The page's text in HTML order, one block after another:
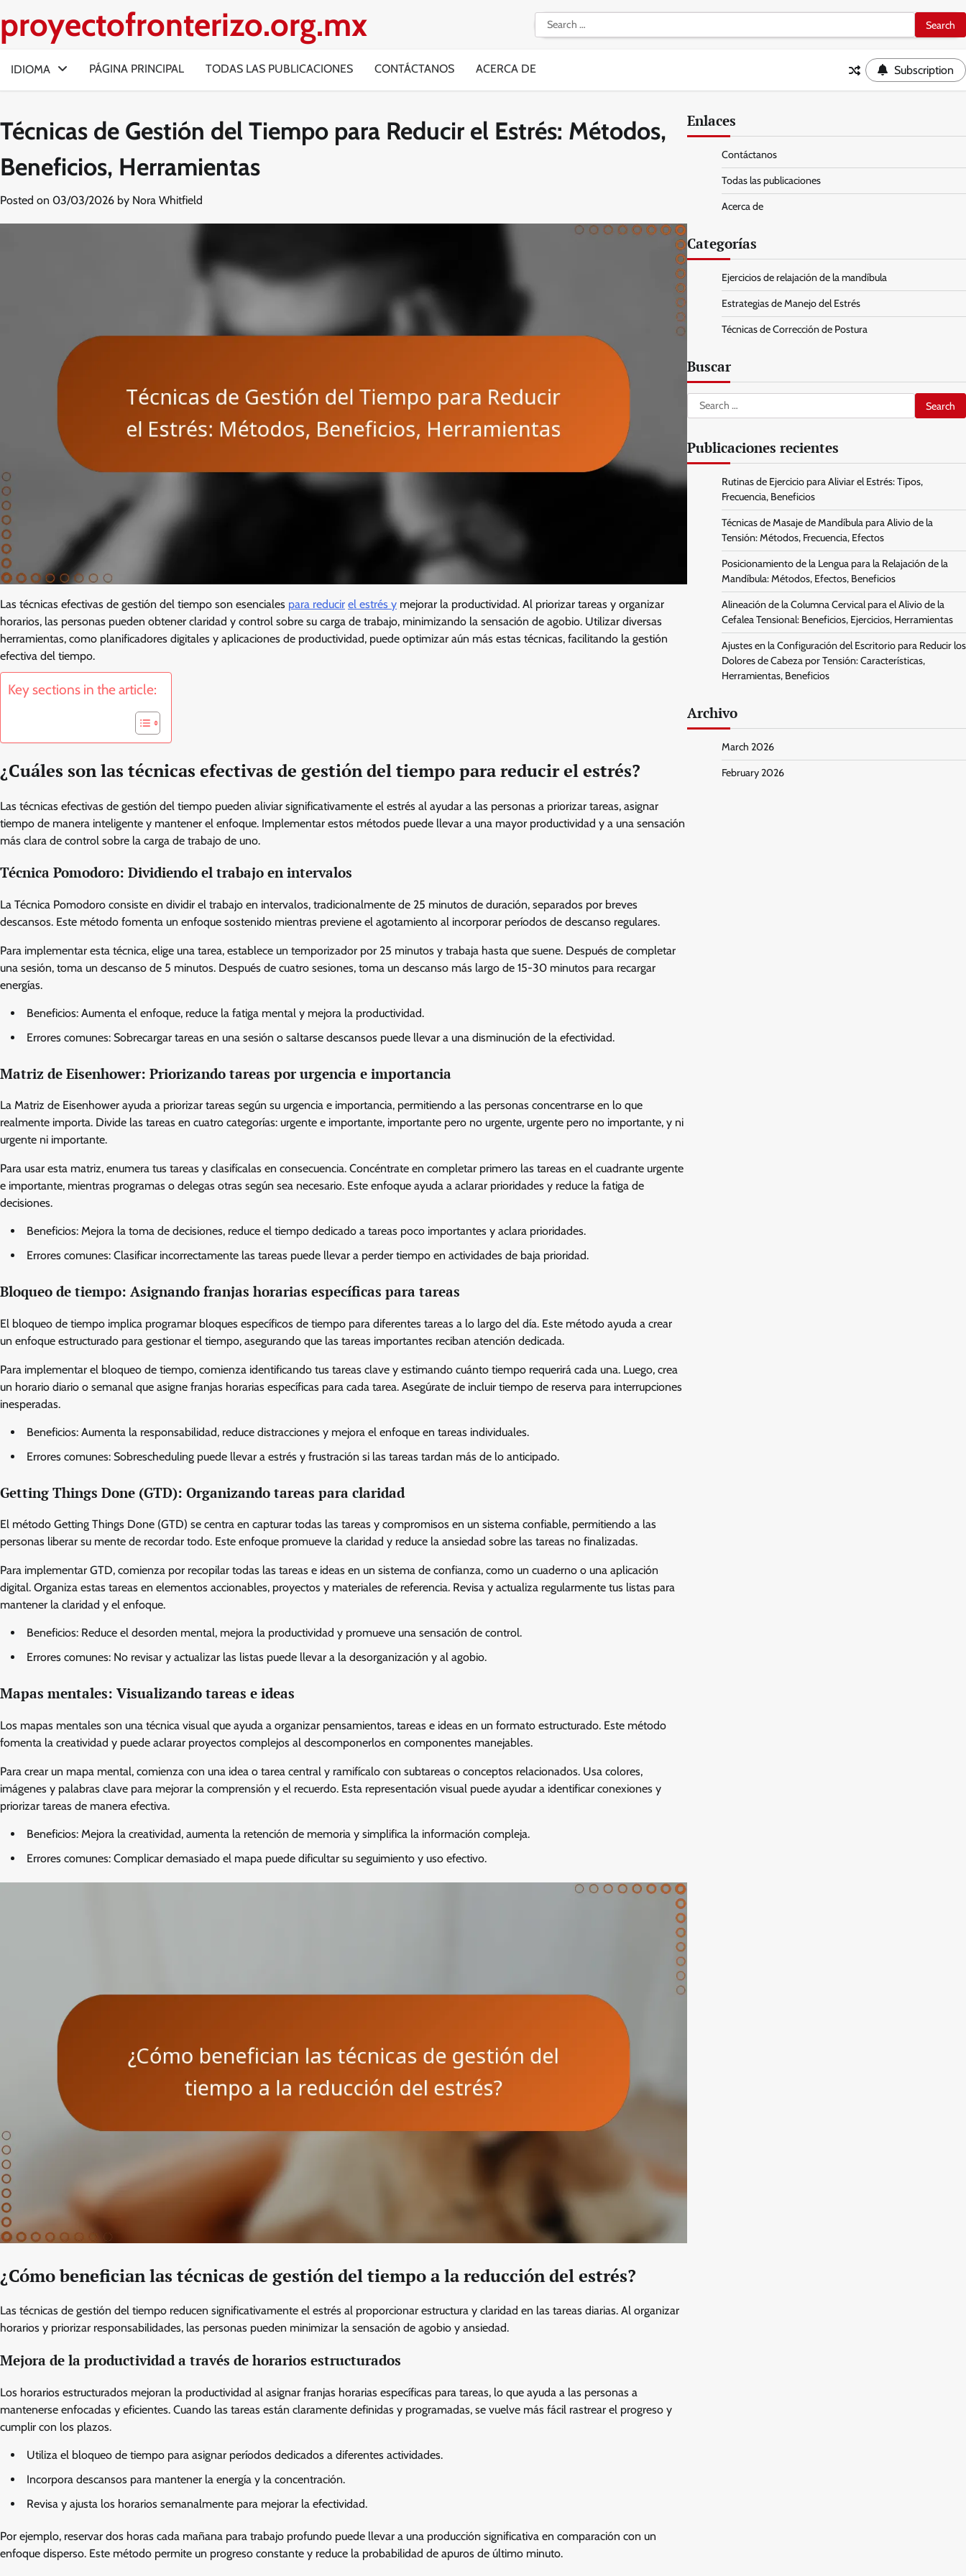
to
content
proyectofronterizo.org.mx
Search
for:
IDIOMA PÁGINA PRINCIPAL TODAS LAS PUBLICACIONES CONTÁCTANOS ACERCA DE Subscription
Técnicas de Gestión del Tiempo para Reducir el Estrés: Métodos,
Beneficios, Herramientas
Posted on 03/03/2026 by Nora Whitfield
Las técnicas efectivas de gestión del tiempo son esenciales para reducir el estrés y mejorar la productividad. Al priorizar tareas y organizar
horarios, las personas pueden obtener claridad y control sobre su carga de trabajo, minimizando la sensación de agobio. Utilizar diversas
herramientas, como planificadores digitales y aplicaciones de productividad, puede optimizar aún más estas técnicas, facilitando la gestión
efectiva del tiempo.
Key sections in the article:
¿Cuáles son las técnicas efectivas de gestión del tiempo para reducir el estrés?
Las técnicas efectivas de gestión del tiempo pueden aliviar significativamente el estrés al ayudar a las personas a priorizar tareas, asignar
tiempo de manera inteligente y mantener el enfoque. Implementar estos métodos puede llevar a una mayor productividad y a una sensación
más clara de control sobre la carga de trabajo de uno.
Técnica Pomodoro: Dividiendo el trabajo en intervalos
La Técnica Pomodoro consiste en dividir el trabajo en intervalos, tradicionalmente de 25 minutos de duración, separados por breves
descansos. Este método fomenta un enfoque sostenido mientras previene el agotamiento al incorporar períodos de descanso regulares.
Para implementar esta técnica, elige una tarea, establece un temporizador por 25 minutos y trabaja hasta que suene. Después de completar
una sesión, toma un descanso de 5 minutos. Después de cuatro sesiones, toma un descanso más largo de 15-30 minutos para recargar
energías.
Beneficios: Aumenta el enfoque, reduce la fatiga mental y mejora la productividad.
Errores comunes: Sobrecargar tareas en una sesión o saltarse descansos puede llevar a una disminución de la efectividad.
Matriz de Eisenhower: Priorizando tareas por urgencia e importancia
La Matriz de Eisenhower ayuda a priorizar tareas según su urgencia e importancia, permitiendo a las personas concentrarse en lo que
realmente importa. Divide las tareas en cuatro categorías: urgente e importante, importante pero no urgente, urgente pero no importante, y ni
urgente ni importante.
Para usar esta matriz, enumera tus tareas y clasifícalas en consecuencia. Concéntrate en completar primero las tareas en el cuadrante urgente
e importante, mientras programas o delegas otras según sea necesario. Este enfoque ayuda a aclarar prioridades y reduce la fatiga de
decisiones.
Beneficios: Mejora la toma de decisiones, reduce el tiempo dedicado a tareas poco importantes y aclara prioridades.
Errores comunes: Clasificar incorrectamente las tareas puede llevar a perder tiempo en actividades de baja prioridad.
Bloqueo de tiempo: Asignando franjas horarias específicas para tareas
El bloqueo de tiempo implica programar bloques específicos de tiempo para diferentes tareas a lo largo del día. Este método ayuda a crear
un enfoque estructurado para gestionar el tiempo, asegurando que las tareas importantes reciban atención dedicada.
Para implementar el bloqueo de tiempo, comienza identificando tus tareas clave y estimando cuánto tiempo requerirá cada una. Luego, crea
un horario diario o semanal que asigne franjas horarias específicas para cada tarea. Asegúrate de incluir tiempo de reserva para interrupciones
inesperadas.
Beneficios: Aumenta la responsabilidad, reduce distracciones y mejora el enfoque en tareas individuales.
Errores comunes: Sobrescheduling puede llevar a estrés y frustración si las tareas tardan más de lo anticipado.
Getting Things Done (GTD): Organizando tareas para claridad
El método Getting Things Done (GTD) se centra en capturar todas las tareas y compromisos en un sistema confiable, permitiendo a las
personas liberar su mente de recordar todo. Este enfoque promueve la claridad y reduce la ansiedad sobre las tareas no finalizadas.
Para implementar GTD, comienza por recopilar todas las tareas e ideas en un sistema de confianza, como un cuaderno o una aplicación
digital. Organiza estas tareas en elementos accionables, proyectos y materiales de referencia. Revisa y actualiza regularmente tus listas para
mantener la claridad y el enfoque.
Beneficios: Reduce el desorden mental, mejora la productividad y promueve una sensación de control.
Errores comunes: No revisar y actualizar las listas puede llevar a la desorganización y al agobio.
Mapas mentales: Visualizando tareas e ideas
Los mapas mentales son una técnica visual que ayuda a organizar pensamientos, tareas e ideas en un formato estructurado. Este método
fomenta la creatividad y puede aclarar proyectos complejos al descomponerlos en componentes manejables.
Para crear un mapa mental, comienza con una idea o tarea central y ramifícalo con subtareas o conceptos relacionados. Usa colores,
imágenes y palabras clave para mejorar la comprensión y el recuerdo. Esta representación visual puede ayudar a identificar conexiones y
priorizar tareas de manera efectiva.
Beneficios: Mejora la creatividad, aumenta la retención de memoria y simplifica la información compleja.
Errores comunes: Complicar demasiado el mapa puede dificultar su seguimiento y uso efectivo.
¿Cómo benefician las técnicas de gestión del tiempo a la reducción del estrés?
Las técnicas de gestión del tiempo reducen significativamente el estrés al proporcionar estructura y claridad en las tareas diarias. Al organizar
horarios y priorizar responsabilidades, las personas pueden minimizar la sensación de agobio y ansiedad.
Mejora de la productividad a través de horarios estructurados
Los horarios estructurados mejoran la productividad al asignar franjas horarias específicas para tareas, lo que ayuda a las personas a
mantenerse enfocadas y eficientes. Cuando las tareas están claramente definidas y programadas, se vuelve más fácil rastrear el progreso y
cumplir con los plazos.
Utiliza el bloqueo de tiempo para asignar períodos dedicados a diferentes actividades.
Incorpora descansos para mantener la energía y la concentración.
Revisa y ajusta los horarios semanalmente para mejorar la efectividad.
Por ejemplo, reservar dos horas cada mañana para trabajo profundo puede llevar a una producción significativa en comparación con un
enfoque disperso. Este método permite un progreso constante y reduce la probabilidad de apuros de último minuto.
Enlaces
Contáctanos
Todas las publicaciones
Acerca de
Categorías
Ejercicios de relajación de la mandíbula
Estrategias de Manejo del Estrés
Técnicas de Corrección de Postura
Buscar
Search
for:
Publicaciones recientes
Rutinas de Ejercicio para Aliviar el Estrés: Tipos,
Frecuencia, Beneficios
Técnicas de Masaje de Mandíbula para Alivio de la
Tensión: Métodos, Frecuencia, Efectos
Posicionamiento de la Lengua para la Relajación de la
Mandíbula: Métodos, Efectos, Beneficios
Alineación de la Columna Cervical para el Alivio de la
Cefalea Tensional: Beneficios, Ejercicios, Herramientas
Ajustes en la Configuración del Escritorio para Reducir los
Dolores de Cabeza por Tensión: Características,
Herramientas, Beneficios
Archivo
March 2026
February 2026